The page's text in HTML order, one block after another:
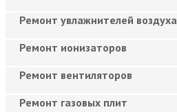
Ремонт увлажнителей воздуха
Ремонт ионизаторов
Ремонт вентиляторов
Ремонт газовых плит